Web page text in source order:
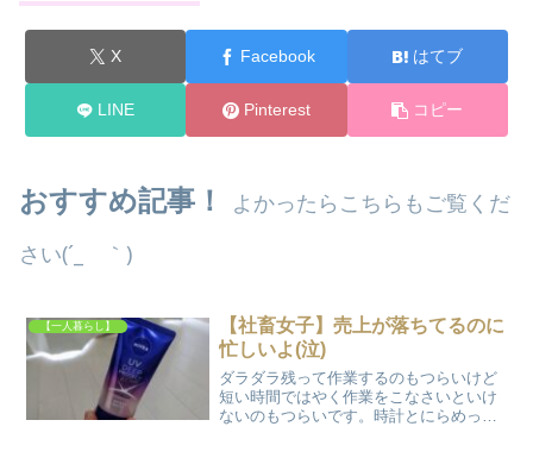
X Facebook はてブ
LINE Pinterest コピー
おすすめ記事！
よかったらこちらもご覧くだ
さい(´_ゝ｀)
【一人暮らし】
【社畜女子】売上が落ちてるのに
忙しいよ(泣)
ダラダラ残って作業するのもつらいけど
短い時間ではやく作業をこなさいといけ
ないのもつらいです。時計とにらめっこ